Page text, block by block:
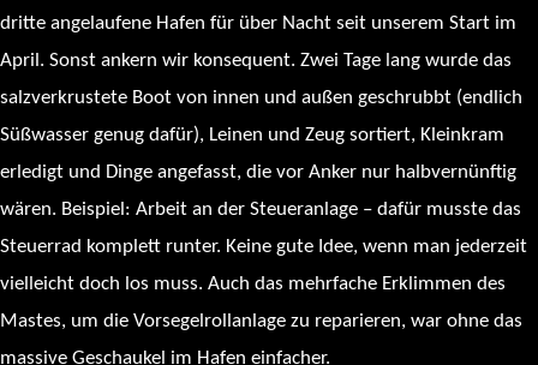
dritte angelaufene Hafen für über Nacht seit unserem Start im
April. Sonst ankern wir konsequent. Zwei Tage lang wurde das
salzverkrustete Boot von innen und außen geschrubbt (endlich
Süßwasser genug dafür), Leinen und Zeug sortiert, Kleinkram
erledigt und Dinge angefasst, die vor Anker nur halbvernünftig
wären. Beispiel: Arbeit an der Steueranlage – dafür musste das
Steuerrad komplett runter. Keine gute Idee, wenn man jederzeit
vielleicht doch los muss. Auch das mehrfache Erklimmen des
Mastes, um die Vorsegelrollanlage zu reparieren, war ohne das
massive Geschaukel im Hafen einfacher.